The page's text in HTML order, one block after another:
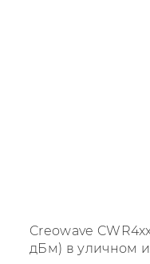
Creowave
дБм) в уличном